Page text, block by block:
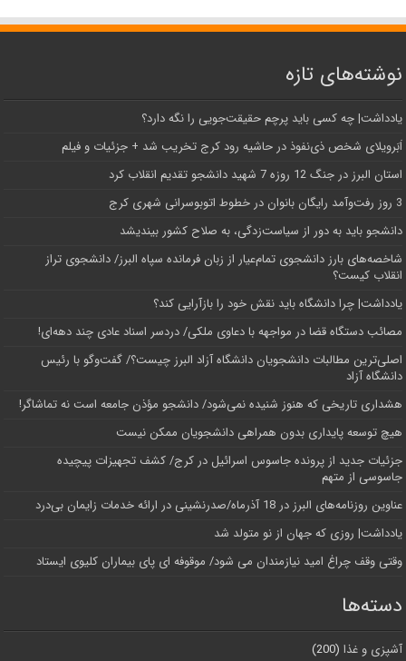
نوشته‌های تازه
یادداشت| ‌چه کسی باید پرچم حقیقت‌جویی را نگه دارد؟
اَبَر‌ویلای شخص ذی‌نفوذ در حاشیه‌ رود کرج تخریب شد + جزئیات و فیلم
استان البرز در جنگ 12 روزه 7 شهید دانشجو تقدیم انقلاب کرد
3 روز رفت‌وآمد رایگان بانوان در خطوط اتوبوسرانی شهری کرج
دانشجو باید به دور از سیاست‌زدگی، به صلاح کشور بیندیشد
شاخصه‌های بارز دانشجوی تمام‌عیار از زبان فرمانده سپاه البرز/ دانشجوی تراز
انقلاب کیست؟
یادداشت| چرا دانشگاه باید نقش خود را بازآرایی کند؟
مصائب دستگاه قضا در مواجهه با دعاوی ملکی/ دردسر اسناد عادی چند‌ دهه‌ای!
اصلی‌ترین مطالبات دانشجویان دانشگاه آزاد البرز چیست؟/ گفت‌وگو با رئیس
دانشگاه آز‌اد
هشداری تاریخی که هنوز شنیده نمی‌شود/ دانشجو مؤذن جامعه است نه تماشاگر!
هیچ توسعه پایداری بدون همراهی دانشجویان ممکن نیست
جزئیات جدید از پرونده جاسوس اسرائیل در کرج/‌ کشف تجهیزات پیچیده
جاسوسی از متهم
عناوین روزنامه‌های البرز در ‌18 آذرماه/صدرنشینی در ارائه خدمات زایمان بی‌درد
یادداشت| روزی که جهان از نو متولد شد
وقتی وقف چراغ امید نیازمندان می شود/ موقوفه ای پای بیماران کلیوی ایستاد
دسته‌ها
آشپزی و غذا (200)